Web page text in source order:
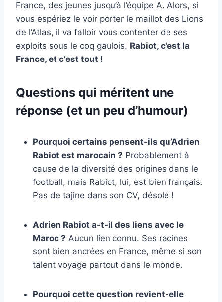
France, des jeunes jusqu’à l’équipe A. Alors, si
vous espériez le voir porter le maillot des Lions
de l’Atlas, il va falloir vous contenter de ses
exploits sous le coq gaulois. Rabiot, c’est la
France, et c’est tout !
Questions qui méritent une
réponse (et un peu d’humour)
Pourquoi certains pensent-ils qu’Adrien
Rabiot est marocain ? Probablement à
cause de la diversité des origines dans le
football, mais Rabiot, lui, est bien français.
Pas de tajine dans son CV, désolé !
Adrien Rabiot a-t-il des liens avec le
Maroc ? Aucun lien connu. Ses racines
sont bien ancrées en France, même si son
talent voyage partout dans le monde.
Pourquoi cette question revient-elle